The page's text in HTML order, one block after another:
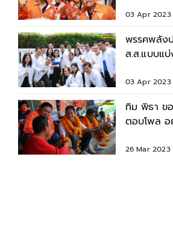
03 Apr 2023
พรรคพลัง
ส.ส.แบบแ
03 Apr 2023
ทิม พิธา ข
ตอบโพล อ
26 Mar 2023